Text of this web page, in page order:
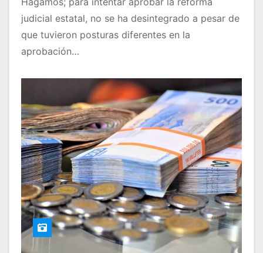
judicial estatal, no se ha desintegrado a pesar de
que tuvieron posturas diferentes en la
aprobación…